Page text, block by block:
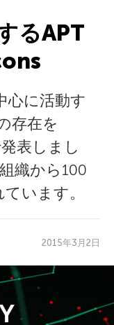
るAPT
心に活動す
存在を
表しまし
織から100
います。
2015年3月2日